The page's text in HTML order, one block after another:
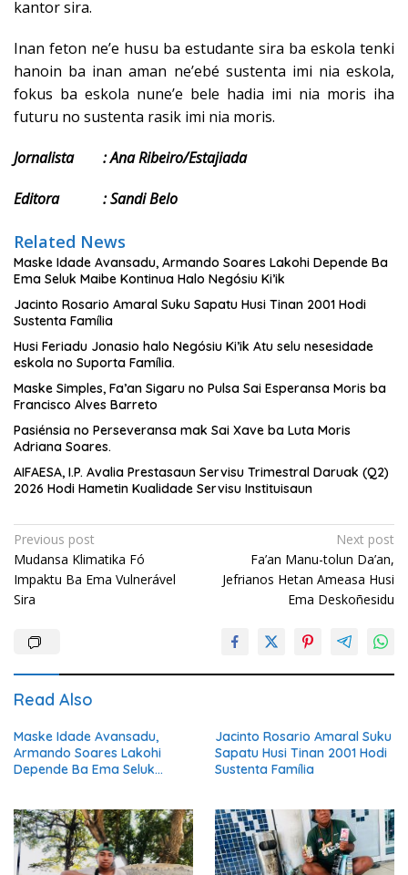
kantor sira.
Inan feton ne’e husu ba estudante sira ba eskola tenki
hanoin ba inan aman ne’ebé sustenta imi nia eskola,
fokus ba eskola nune’e bele hadia imi nia moris iha
futuru no sustenta rasik imi nia moris.
Jornalista : Ana Ribeiro/Estajiada
Editora : Sandi Belo
Related News
Maske Idade Avansadu, Armando Soares Lakohi Depende Ba
Ema Seluk Maibe Kontinua Halo Negósiu Ki’ik
Jacinto Rosario Amaral Suku Sapatu Husi Tinan 2001 Hodi
Sustenta Família
Husi Feriadu Jonasio halo Negósiu Ki’ik Atu selu nesesidade
eskola no Suporta Família.
Maske Simples, Fa’an Sigaru no Pulsa Sai Esperansa Moris ba
Francisco Alves Barreto
Pasiénsia no Perseveransa mak Sai Xave ba Luta Moris
Adriana Soares.
AIFAESA, I.P. Avalia Prestasaun Servisu Trimestral Daruak (Q2)
2026 Hodi Hametin Kualidade Servisu Instituisaun
Post
navigation
Previous post
Mudansa Klimatika Fó
Impaktu Ba Ema Vulnerável
Sira
Next post
Fa’an Manu-tolun Da’an,
Jefrianos Hetan Ameasa Husi
Ema Deskoñesidu
Read Also
Maske Idade Avansadu,
Armando Soares Lakohi
Depende Ba Ema Seluk
Jacinto Rosario Amaral Suku
Sapatu Husi Tinan 2001 Hodi
Sustenta Família